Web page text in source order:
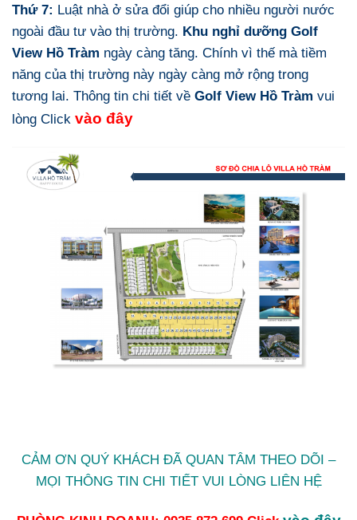
Thứ 7: Luật nhà ở sửa đổi giúp cho nhiều người nước
ngoài đầu tư vào thị trường. Khu nghỉ dưỡng Golf
View Hồ Tràm ngày càng tăng. Chính vì thế mà tiềm
năng của thị trường này ngày càng mở rộng trong
tương lai. Thông tin chi tiết về Golf View Hồ Tràm vui
lòng Click vào đây
CẢM ƠN QUÝ KHÁCH ĐÃ QUAN TÂM THEO DÕI –
MỌI THÔNG TIN CHI TIẾT VUI LÒNG LIÊN HỆ